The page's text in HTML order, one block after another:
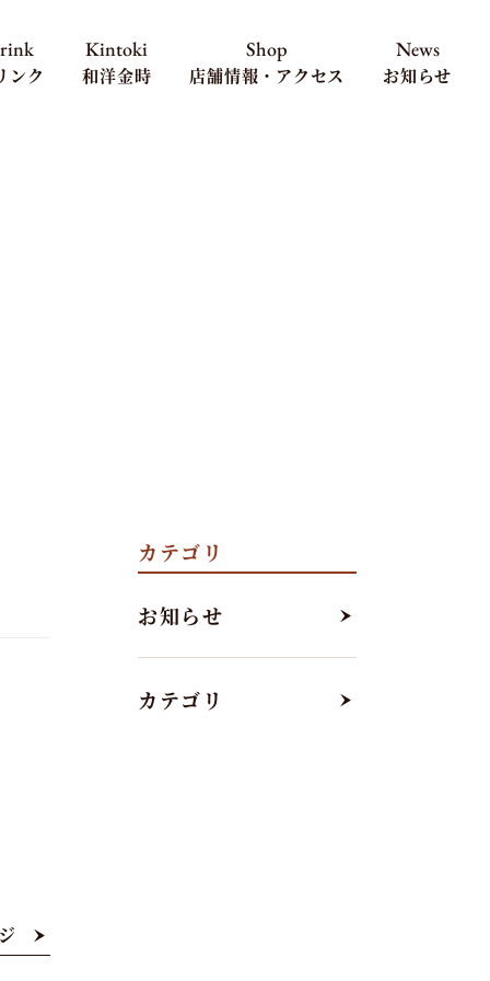
ンク
Kintoki
和洋金時
Shop
店舗情報・アクセス
News
お知らせ
カテゴリ
お知らせ
カテゴリ